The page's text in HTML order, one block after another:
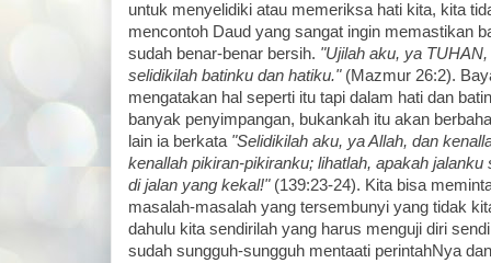
untuk menyelidiki atau memeriksa hati kita, kita
mencontoh Daud yang sangat ingin memastikan
sudah benar-benar bersih. "Ujilah aku, ya
selidikilah batinku dan hatiku."(Mazmur 26:2).
mengatakan hal seperti itu tapi dalam hati dan
banyak penyimpangan, bukankah itu akan
lain ia berkata "Selidikilah aku, ya Allah, dan
kenallah pikiran-pikiranku; lihatlah, apakah jalanku
di jalan yang kekal!"(139:23-24). Kita bisa
masalah-masalah yang tersembunyi yang tidak
dahulu kita sendirilah yang harus menguji diri
sudah sungguh-sungguh mentaati perintahNya